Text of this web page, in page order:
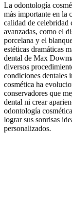
La odontología
más importante en la
calidad de
avanzadas, como el
porcelana y el
estéticas dramáticas
dental de Max
diversos
condiciones dentales
cosmética ha
conservadores que
dental ni crear
odontología
lograr sus sonrisas
personalizados.